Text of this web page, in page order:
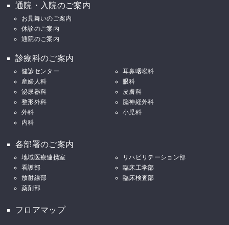
通院・入院のご案内
お見舞いのご案内
休診のご案内
通院のご案内
診療科のご案内
健診センター
耳鼻咽喉科
産婦人科
眼科
泌尿器科
皮膚科
整形外科
脳神経外科
外科
小児科
内科
各部署のご案内
地域医療連携室
リハビリテーション部
看護部
臨床工学部
放射線部
臨床検査部
薬剤部
フロアマップ